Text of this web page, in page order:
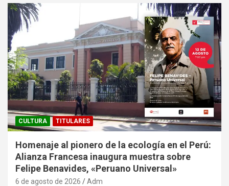
CULTURA TITULARES
Homenaje al pionero de la ecología en el Perú:
Alianza Francesa inaugura muestra sobre
Felipe Benavides, «Peruano Universal»
6 de agosto de 2026 Adm